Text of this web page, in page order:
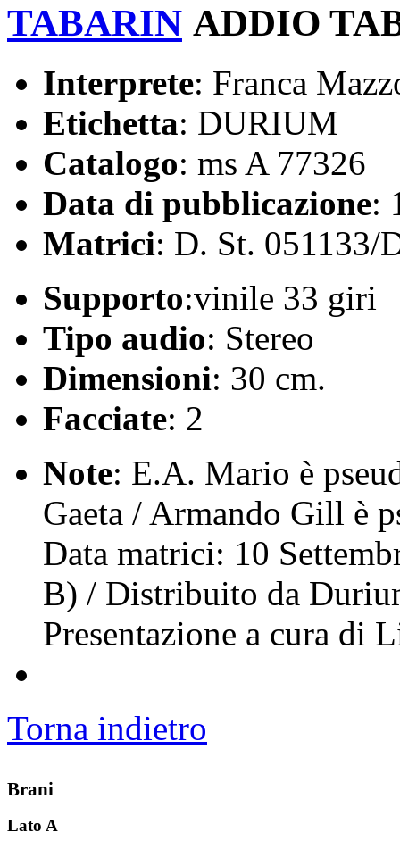
ADDIO
Interprete: Franca
Etichetta: DURIUM
Catalogo: ms A 77326
Data di pubblicazione:
Matrici: D. St. 051133/
Supporto:vinile 33 giri
Tipo audio: Stereo
Dimensioni: 30 cm.
Facciate: 2
Note: E.A. Mario è
Gaeta / Armando Gill è
Data matrici: 10
B) / Distribuito da
Presentazione a cura di
Torna indietro
Brani
Lato A